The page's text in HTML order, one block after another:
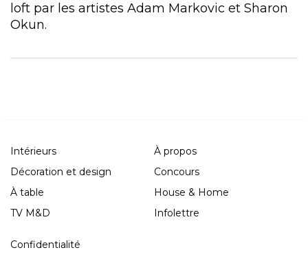
loft par les artistes Adam Markovic et Sharon
Okun.
Intérieurs
Décoration et design
À table
TV M&D
À propos
Concours
House & Home
Infolettre
Confidentialité